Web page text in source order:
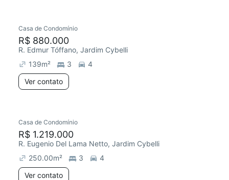
Casa de Condomínio
R$ 880.000
R. Edmur Tóffano, Jardim Cybelli
139m² 3
4
Ver contato
Casa de Condomínio
R$ 1.219.000
R. Eugenio Del Lama Netto, Jardim Cybelli
250.00m² 3
4
Ver contato